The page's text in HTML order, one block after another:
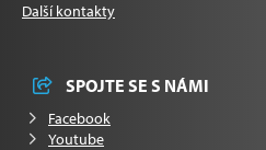
Další kontakty
SPOJTE SE S NÁMI
Facebook
Youtube